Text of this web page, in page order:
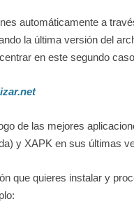
automáticamente a
la última versión del
en este segundo
de las mejores
y XAPK en sus últimas
que quieres instalar y